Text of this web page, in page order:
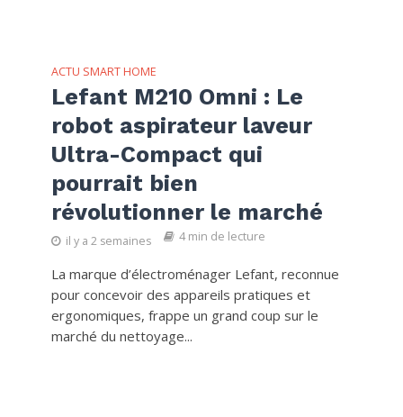
ACTU SMART HOME
Lefant M210 Omni : Le
robot aspirateur laveur
Ultra-Compact qui
pourrait bien
révolutionner le marché
il y a 2 semaines 4 min de lecture
La marque d’électroménager Lefant, reconnue
pour concevoir des appareils pratiques et
ergonomiques, frappe un grand coup sur le
marché du nettoyage...